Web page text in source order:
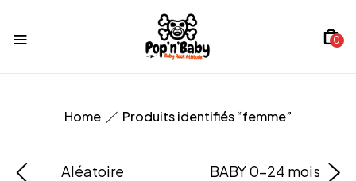
0
Home Produits identifiés “femme”
Aléatoire BABY 0-24 mois